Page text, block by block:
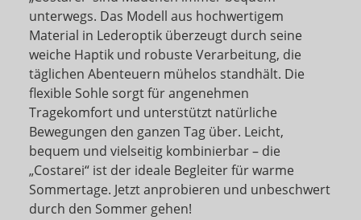
unterwegs. Das Modell aus hochwertigem
Material in Lederoptik überzeugt durch seine
weiche Haptik und robuste Verarbeitung, die
täglichen Abenteuern mühelos standhält. Die
flexible Sohle sorgt für angenehmen
Tragekomfort und unterstützt natürliche
Bewegungen den ganzen Tag über. Leicht,
bequem und vielseitig kombinierbar – die
„Costarei“ ist der ideale Begleiter für warme
Sommertage. Jetzt anprobieren und unbeschwert
durch den Sommer gehen!